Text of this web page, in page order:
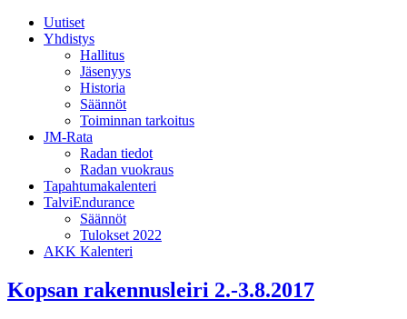
Uutiset
Yhdistys
Hallitus
Jäsenyys
Historia
Säännöt
Toiminnan tarkoitus
JM-Rata
Radan tiedot
Radan vuokraus
Tapahtumakalenteri
TalviEndurance
Säännöt
Tulokset 2022
AKK Kalenteri
Kopsan rakennusleiri 2.-3.8.2017